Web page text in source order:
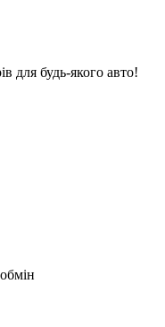
для будь-якого авто!